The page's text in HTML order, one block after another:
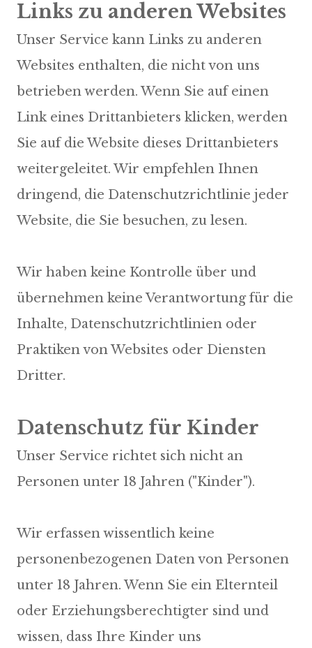
Links zu anderen Websites
Unser Service kann Links zu anderen
Websites enthalten, die nicht von uns
betrieben werden. Wenn Sie auf einen
Link eines Drittanbieters klicken, werden
Sie auf die Website dieses Drittanbieters
weitergeleitet. Wir empfehlen Ihnen
dringend, die Datenschutzrichtlinie jeder
Website, die Sie besuchen, zu lesen.
Wir haben keine Kontrolle über und
übernehmen keine Verantwortung für die
Inhalte, Datenschutzrichtlinien oder
Praktiken von Websites oder Diensten
Dritter.
Unser Service richtet sich nicht an
Personen unter 18 Jahren ("Kinder").
Wir erfassen wissentlich keine
personenbezogenen Daten von Personen
unter 18 Jahren. Wenn Sie ein Elternteil
oder Erziehungsberechtigter sind und
wissen, dass Ihre Kinder uns